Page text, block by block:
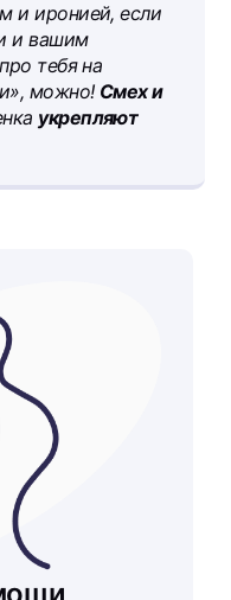
и иронией, если
и вашим
тебя на
можно! Смех и
укрепляют